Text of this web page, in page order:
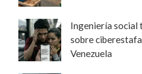
Ingeniería social
sobre
Venezuela